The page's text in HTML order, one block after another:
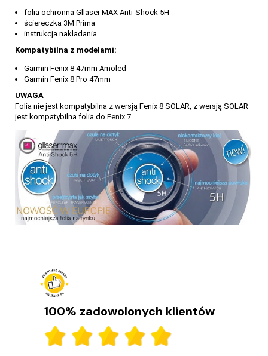
folia ochronna Gllaser MAX Anti-Shock 5H
ściereczka 3M Prima
instrukcja nakładania
Kompatybilna z modelami:
Garmin Fenix 8 47mm Amoled
Garmin Fenix 8 Pro 47mm
UWAGA
Folia nie jest kompatybilna z wersją Fenix 8 SOLAR, z wersją SOLAR
jest kompatybilna folia do Fenix 7
100% zadowolonych klientów